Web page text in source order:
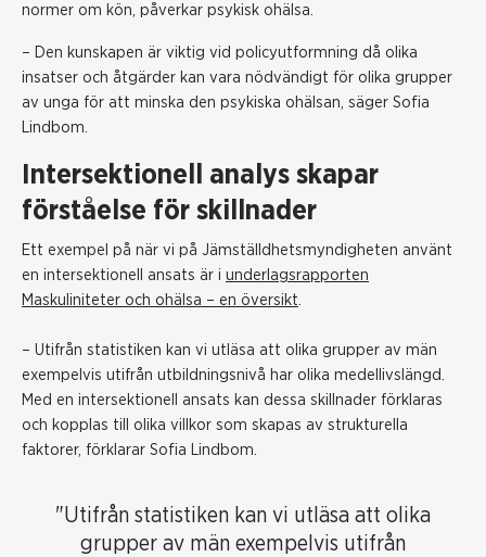
normer om kön, påverkar psykisk ohälsa.
– Den kunskapen är viktig vid policyutformning då olika
insatser och åtgärder kan vara nödvändigt för olika grupper
av unga för att minska den psykiska ohälsan, säger Sofia
Lindbom.
Intersektionell analys skapar
förståelse för skillnader
Ett exempel på när vi på Jämställdhetsmyndigheten använt
en intersektionell ansats är i underlagsrapporten
Maskuliniteter och ohälsa – en översikt.
– Utifrån statistiken kan vi utläsa att olika grupper av män
exempelvis utifrån utbildningsnivå har olika medellivslängd.
Med en intersektionell ansats kan dessa skillnader förklaras
och kopplas till olika villkor som skapas av strukturella
faktorer, förklarar Sofia Lindbom.
"Utifrån statistiken kan vi utläsa att olika
grupper av män exempelvis utifrån